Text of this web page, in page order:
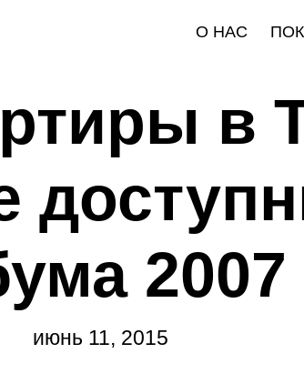
О НАС
в
2007
июнь 11, 2015